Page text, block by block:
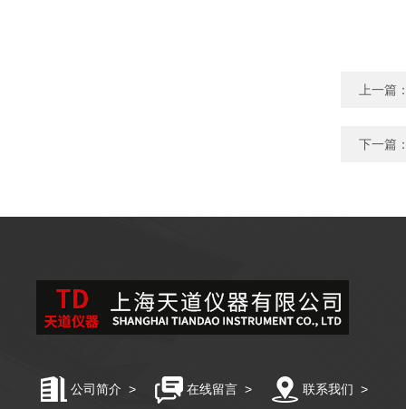
上一篇
下一篇
公司简介 > 在线留言 > 联系我们 >